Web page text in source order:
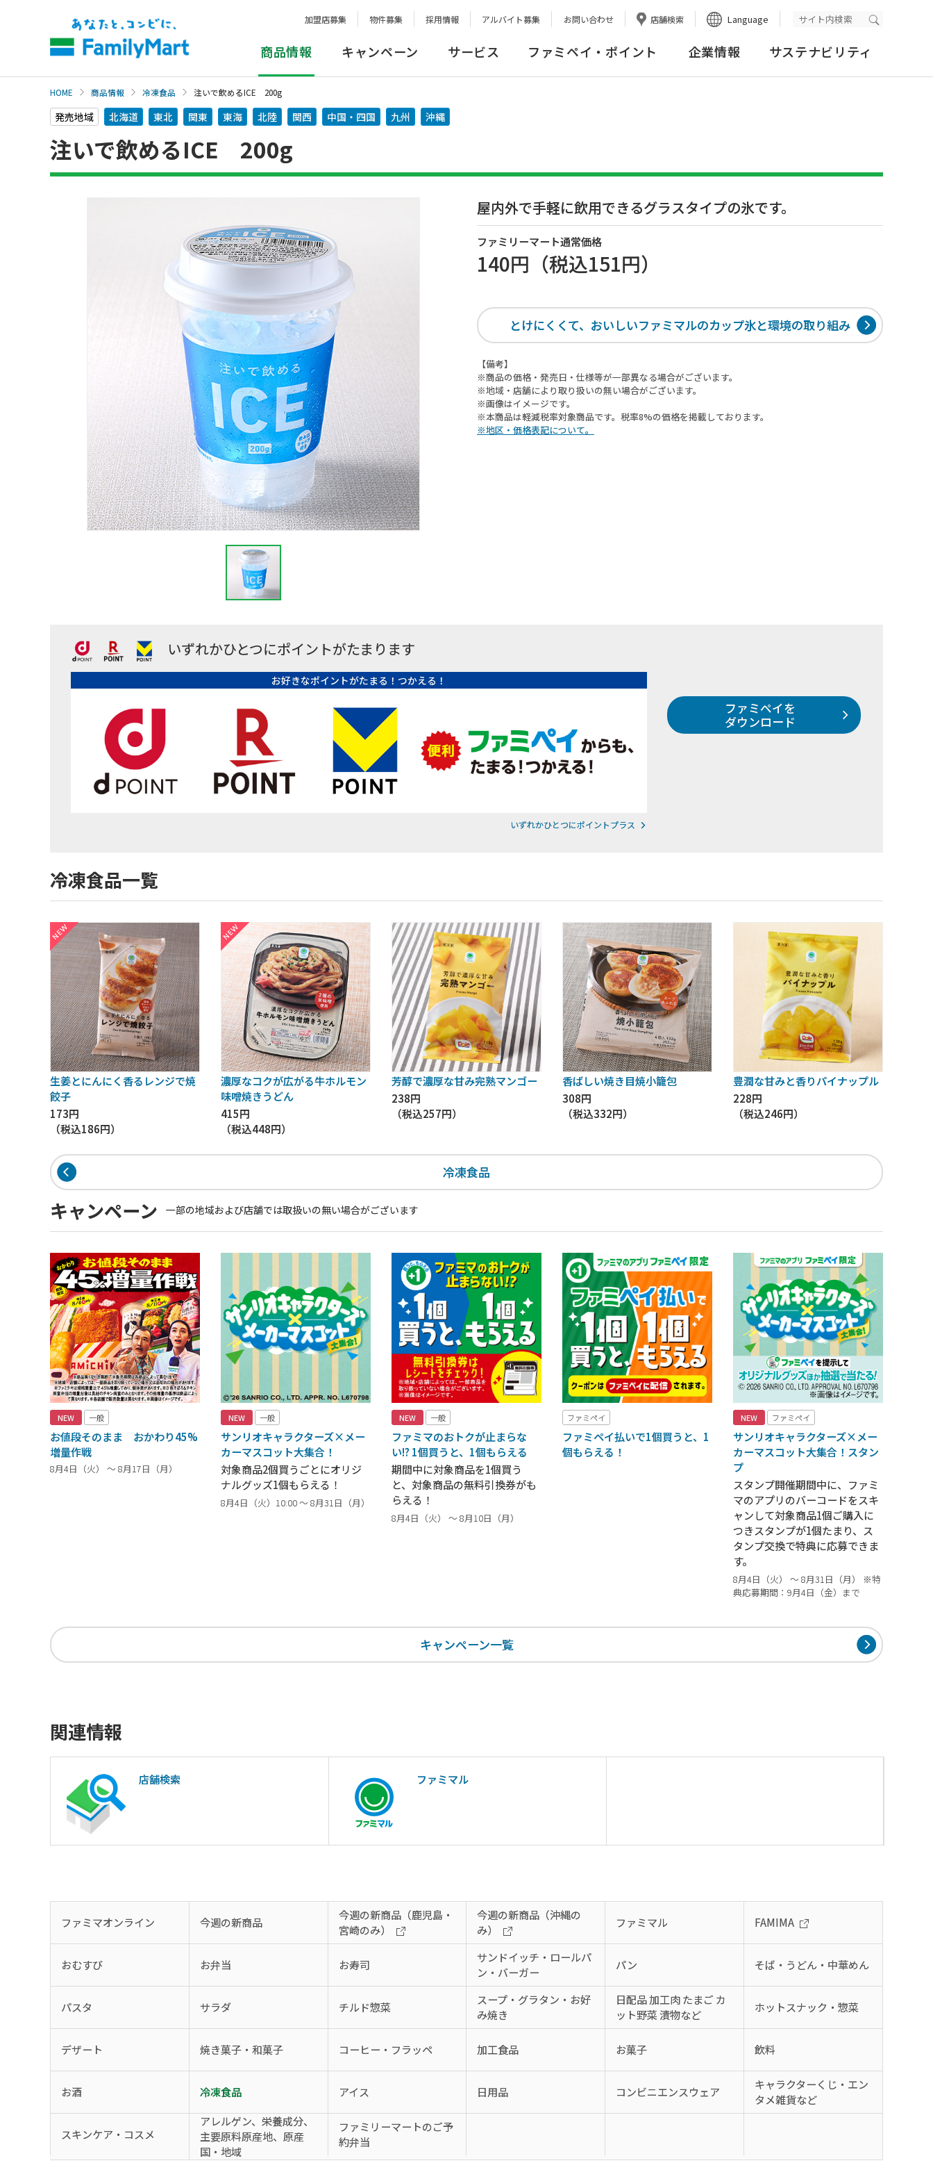
加盟店募集 物件募集 採用情報 アルバイト募集 お問い合わせ 店舗検索 Language 検索実行
商品情報 キャンペーン サービス ファミペイ・ポイント 企業情報 サステナビリティ
HOME 商品情報 冷凍食品 注いで飲めるICE 200g
発売地域 北海道 東北 関東 東海 北陸 関西 中国・四国 九州 沖縄
注いで飲めるICE 200g
屋内外で手軽に飲用できるグラスタイプの氷です。
ファミリーマート通常価格
140円 （税込151円）
とけにくくて、おいしいファミマルのカップ氷と環境の取り組み
【備考】
※商品の価格・発売日・仕様等が一部異なる場合がございます。
※地域・店舗により取り扱いの無い場合がございます。
※画像はイメージです。
※本商品は軽減税率対象商品です。税率8%の価格を掲載しております。
※地区・価格表記について。
いずれかひとつにポイントがたまります
お好きなポイントがたまる！つかえる！
いずれかひとつにポイントプラス
ファミペイを
ダウンロード
冷凍食品一覧
生姜とにんにく香るレンジで焼
餃子
173円
（税込186円）
濃厚なコクが広がる牛ホルモン
味噌焼きうどん
415円
（税込448円）
芳醇で濃厚な甘み完熟マンゴー
238円
（税込257円）
香ばしい焼き目焼小籠包
308円
（税込332円）
豊潤な甘みと香りパイナップル
228円
（税込246円）
冷凍食品
キャンペーン 一部の地域および店舗では取扱いの無い場合がございます
NEW 一般
お値段そのまま おかわり45%
増量作戦
8月4日（火） ～ 8月17日（月）
NEW 一般
サンリオキャラクターズ×メー
カーマスコット大集合！
対象商品2個買うごとにオリジ
ナルグッズ1個もらえる！
8月4日（火）10:00 ～ 8月31日（月）
NEW 一般
ファミマのおトクが止まらな
い!? 1個買うと、1個もらえる
期間中に対象商品を1個買う
と、対象商品の無料引換券がも
らえる！
8月4日（火） ～ 8月10日（月）
ファミペイ
ファミペイ払いで1個買うと、1
個もらえる！
NEW ファミペイ
サンリオキャラクターズ×メー
カーマスコット大集合！スタン
プ
スタンプ開催期間中に、ファミ
マのアプリのバーコードをスキ
ャンして対象商品1個ご購入に
つきスタンプが1個たまり、ス
タンプ交換で特典に応募できま
す。
8月4日（火） ～ 8月31日（月） ※特
典応募期間：9月4日（金）まで
キャンペーン一覧
関連情報
店舗検索 ファミマル
ファミマオンライン 今週の新商品
今週の新商品（鹿児島・
宮崎のみ）
今週の新商品（沖縄の
み）
ファミマル FAMIMA
おむすび お弁当 お寿司
サンドイッチ・ロールパ
ン・バーガー
パン そば・うどん・中華めん
パスタ サラダ チルド惣菜
スープ・グラタン・お好
み焼き
日配品 加工肉 たまご カ
ット野菜 漬物など
ホットスナック・惣菜
デザート 焼き菓子・和菓子 コーヒー・フラッペ 加工食品 お菓子 飲料
お酒 冷凍食品 アイス 日用品 コンビニエンスウェア
キャラクターくじ・エン
タメ雑貨など
スキンケア・コスメ
アレルゲン、栄養成分、
主要原料原産地、原産
国・地域
ファミリーマートのご予
約弁当